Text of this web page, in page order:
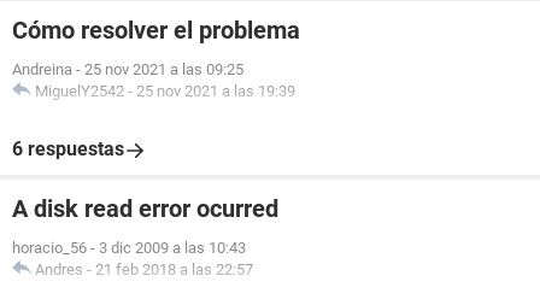
Cómo resolver el problema
Andreina - 25 nov 2021 a las 09:25
MiguelY2542 - 25 nov 2021 a las 19:39
6 respuestas
A disk read error ocurred
horacio_56 - 3 dic 2009 a las 10:43
Andres - 21 feb 2018 a las 22:57